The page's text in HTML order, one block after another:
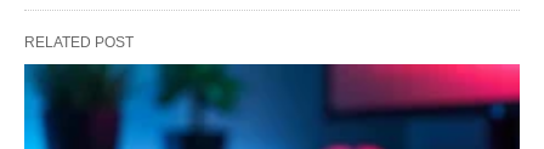
RELATED POST